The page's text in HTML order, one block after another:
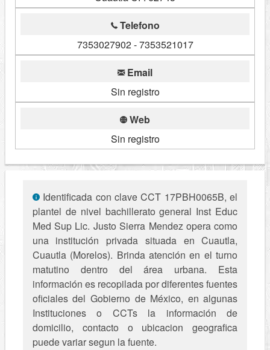
Telefono
7353027902 - 7353521017
Email
Sin registro
Web
Sin registro
Identificada con clave CCT 17PBH0065B, el
plantel de nivel bachillerato general Inst Educ
Med Sup Lic. Justo Sierra Mendez opera como
una institución privada situada en Cuautla,
Cuautla (Morelos). Brinda atención en el turno
matutino dentro del área urbana. Esta
información es recopilada por diferentes fuentes
oficiales del Gobierno de México, en algunas
Instituciones o CCTs la información de
domicilio, contacto o ubicacion geografica
puede variar segun la fuente.